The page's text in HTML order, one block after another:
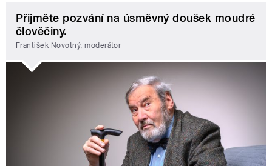
Přijměte pozvání na úsměvný doušek moudré
člověčiny.
František Novotný, moderátor